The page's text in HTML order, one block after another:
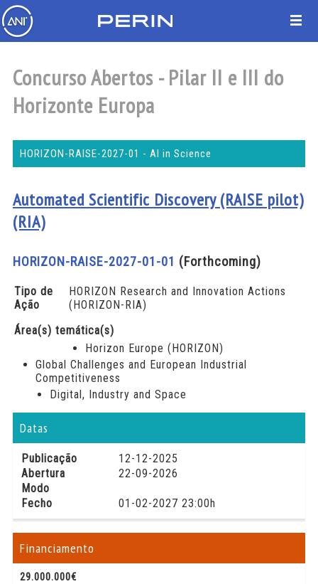
Concurso Abertos - Pilar II e III do
Horizonte Europa
HORIZON-RAISE-2027-01 - AI in Science
Automated Scientific Discovery (RAISE pilot)
(RIA)
HORIZON-RAISE-2027-01-01 (Forthcoming)
Tipo de
Ação
HORIZON Research and Innovation Actions
(HORIZON-RIA)
Área(s) temática(s)
Horizon Europe (HORIZON)
Global Challenges and European Industrial
Competitiveness
Digital, Industry and Space
Datas
Publicação
12-12-2025
Abertura
22-09-2026
Modo
Fecho
01-02-2027 23:00h
Financiamento
29.000.000€